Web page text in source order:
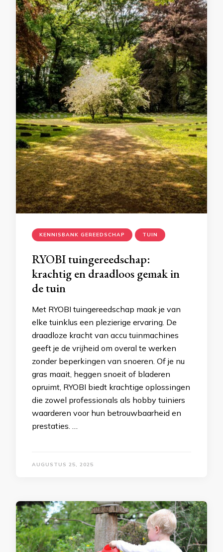
KENNISBANK GEREEDSCHAP TUIN
RYOBI tuingereedschap:
krachtig en draadloos gemak in
de tuin
Met RYOBI tuingereedschap maak je van
elke tuinklus een plezierige ervaring. De
draadloze kracht van accu tuinmachines
geeft je de vrijheid om overal te werken
zonder beperkingen van snoeren. Of je nu
gras maait, heggen snoeit of bladeren
opruimt, RYOBI biedt krachtige oplossingen
die zowel professionals als hobby tuiniers
waarderen voor hun betrouwbaarheid en
prestaties. …
AUGUSTUS 25, 2025